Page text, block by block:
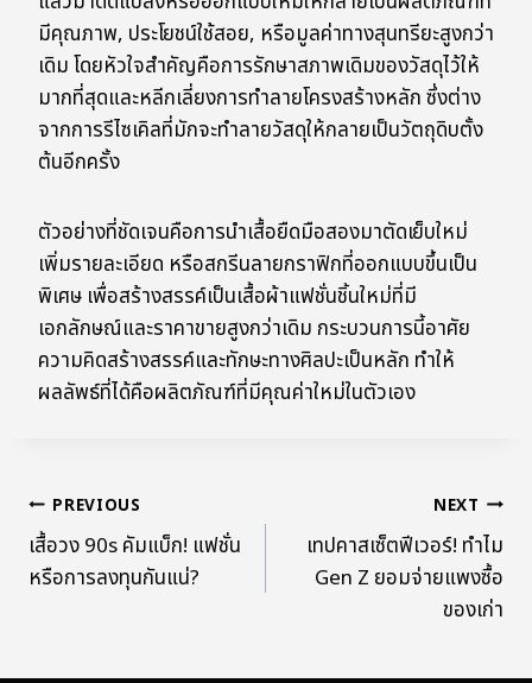
มีคุณภาพ, ประโยชน์ใช้สอย, หรือมูลค่าทางสุนทรียะสูงกว่า
เดิม โดยหัวใจสำคัญคือการรักษาสภาพเดิมของวัสดุไว้ให้
มากที่สุดและหลีกเลี่ยงการทำลายโครงสร้างหลัก ซึ่งต่าง
จากการรีไซเคิลที่มักจะทำลายวัสดุให้กลายเป็นวัตถุดิบตั้ง
ต้นอีกครั้ง
ตัวอย่างที่ชัดเจนคือการนำเสื้อยืดมือสองมาตัดเย็บใหม่
เพิ่มรายละเอียด หรือสกรีนลายกราฟิกที่ออกแบบขึ้นเป็น
พิเศษ เพื่อสร้างสรรค์เป็นเสื้อผ้าแฟชั่นชิ้นใหม่ที่มี
เอกลักษณ์และราคาขายสูงกว่าเดิม กระบวนการนี้อาศัย
ความคิดสร้างสรรค์และทักษะทางศิลปะเป็นหลัก ทำให้
ผลลัพธ์ที่ได้คือผลิตภัณฑ์ที่มีคุณค่าใหม่ในตัวเอง
PREVIOUS
เสื้อวง 90s คัมแบ็ก! แฟชั่น
หรือการลงทุนกันแน่?
NEXT
เทปคาสเซ็ตฟีเวอร์! ทำไม
Gen Z ยอมจ่ายแพงซื้อ
ของเก่า